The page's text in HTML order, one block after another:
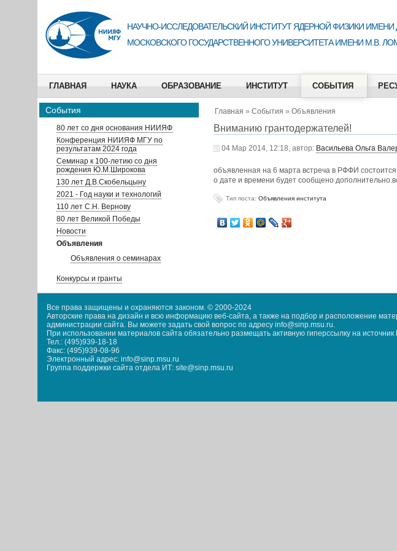
НАУЧНО-ИССЛЕДОВАТЕЛЬСКИЙ ИНСТИТУТ ЯДЕРНОЙ ФИЗИКИ ИМЕНИ
МОСКОВСКОГО ГОСУДАРСТВЕННОГО УНИВЕРСИТЕТА ИМЕНИ М.В.
ГЛАВНАЯ НАУКА ОБРАЗОВАНИЕ ИНСТИТУТ СОБЫТИЯ
События
80 лет со дня основания НИИЯФ
Конференция НИИЯФ МГУ по
результатам 2024 года
Семинар к 100-летию со дня
рождения Ю.М.Широкова
130 лет Д.В.Скобельцыну
2021 - Год науки и технологий
110 лет С.Н. Вернову
80 лет Великой Победы
Новости
Объявления
Объявления о семинарах
Конкурсы и гранты
Главная » События » Объявления
Вниманию грантодержателей!
04 Мар 2014, 12:18, автор: Васильева Ольга
объявленная на 6 марта встреча в РФФИ
о дате и времени будет сообщено
Тип поста: Объявления института
Все права защищены и охраняются законом. © 2000-2024
Авторские права на дизайн и всю информацию веб-сайта, а также на подбор и расположение
администрации сайта. Вы можете задать свой вопрос по адресу info@sinp.msu.ru.
При использовании материалов сайта обязательно размещать активную гиперссылку на источник
Тел.: (495)939-18-18
Факс: (495)939-08-96
Электронный адрес: info@sinp.msu.ru
Группа поддержки сайта отдела ИТ: site@sinp.msu.ru